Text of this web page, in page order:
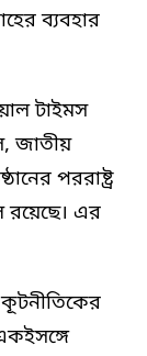
ব্যবহার
টাইমস
জাতীয়
পররাষ্ট্র
রয়েছে। এর
কূটনীতিকের